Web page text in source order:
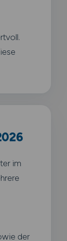
im
der